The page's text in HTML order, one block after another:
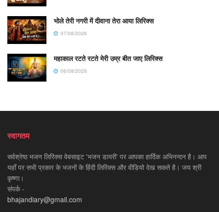
भोले तेरी नगरी में दीवाना तेरा आया लिरिक्स
07/08/2026
महाकाल रटते रटते मेरी उम्र बीत जाए लिरिक्स
06/08/2026
स्वागतम
सर्वश्रेष्ठ भजन लिरिक्स वेबसाइट 'भजन डायरी' पर आपका हार्दिक अभिनन्दन है। आप
यहाँ पर सभी प्रकार के भजनों के हिंदी लिरिक्स और वीडियो देख सकते है। जय श्री
कृष्णा।
संपर्क -
bhajandiary@gmail.com